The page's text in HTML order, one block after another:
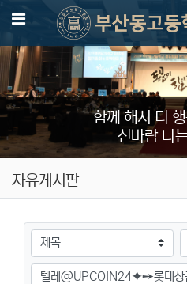
함께 해서 더
신바람 나
메뉴
자유게시판
검색대상
검색어